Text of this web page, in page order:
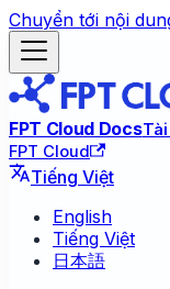
Chuyển tới nội
FPT Cloud Docs
FPT Cloud
Tiếng Việt
English
Tiếng Việt
日本語